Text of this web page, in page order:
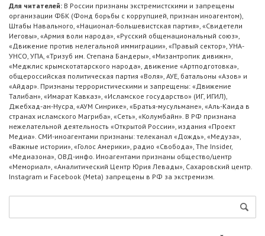
Для читателей: В России признаны экстремистскими и запрещены
организации ФБК (Фонд борьбы с коррупцией, признан иноагентом),
Штабы Навального, «Национал-большевистская партия», «Свидетели
Иеговы», «Армия воли народа», «Русский общенациональный союз»,
«Движение против нелегальной иммиграции», «Правый сектор», УНА-
УНСО, УПА, «Тризуб им. Степана Бандеры», «Мизантропик дивижн»,
«Меджлис крымскотатарского народа», движение «Артподготовка»,
общероссийская политическая партия «Воля», АУЕ, батальоны «Азов» и
«Айдар». Признаны террористическими и запрещены: «Движение
Талибан», «Имарат Кавказ», «Исламское государство» (ИГ, ИГИЛ),
Джебхад-ан-Нусра, «АУМ Синрике», «Братья-мусульмане», «Аль-Каида в
странах исламского Магриба», «Сеть», «Колумбайн». В РФ признана
нежелательной деятельность «Открытой России», издания «Проект
Медиа». СМИ-иноагентами признаны: телеканал «Дождь», «Медуза»,
«Важные истории», «Голос Америки», радио «Свобода», The Insider,
«Медиазона», ОВД-инфо. Иноагентами признаны общество/центр
«Мемориал», «Аналитический Центр Юрия Левады», Сахаровский центр.
Instagram и Facebook (Metа) запрещены в РФ за экстремизм.